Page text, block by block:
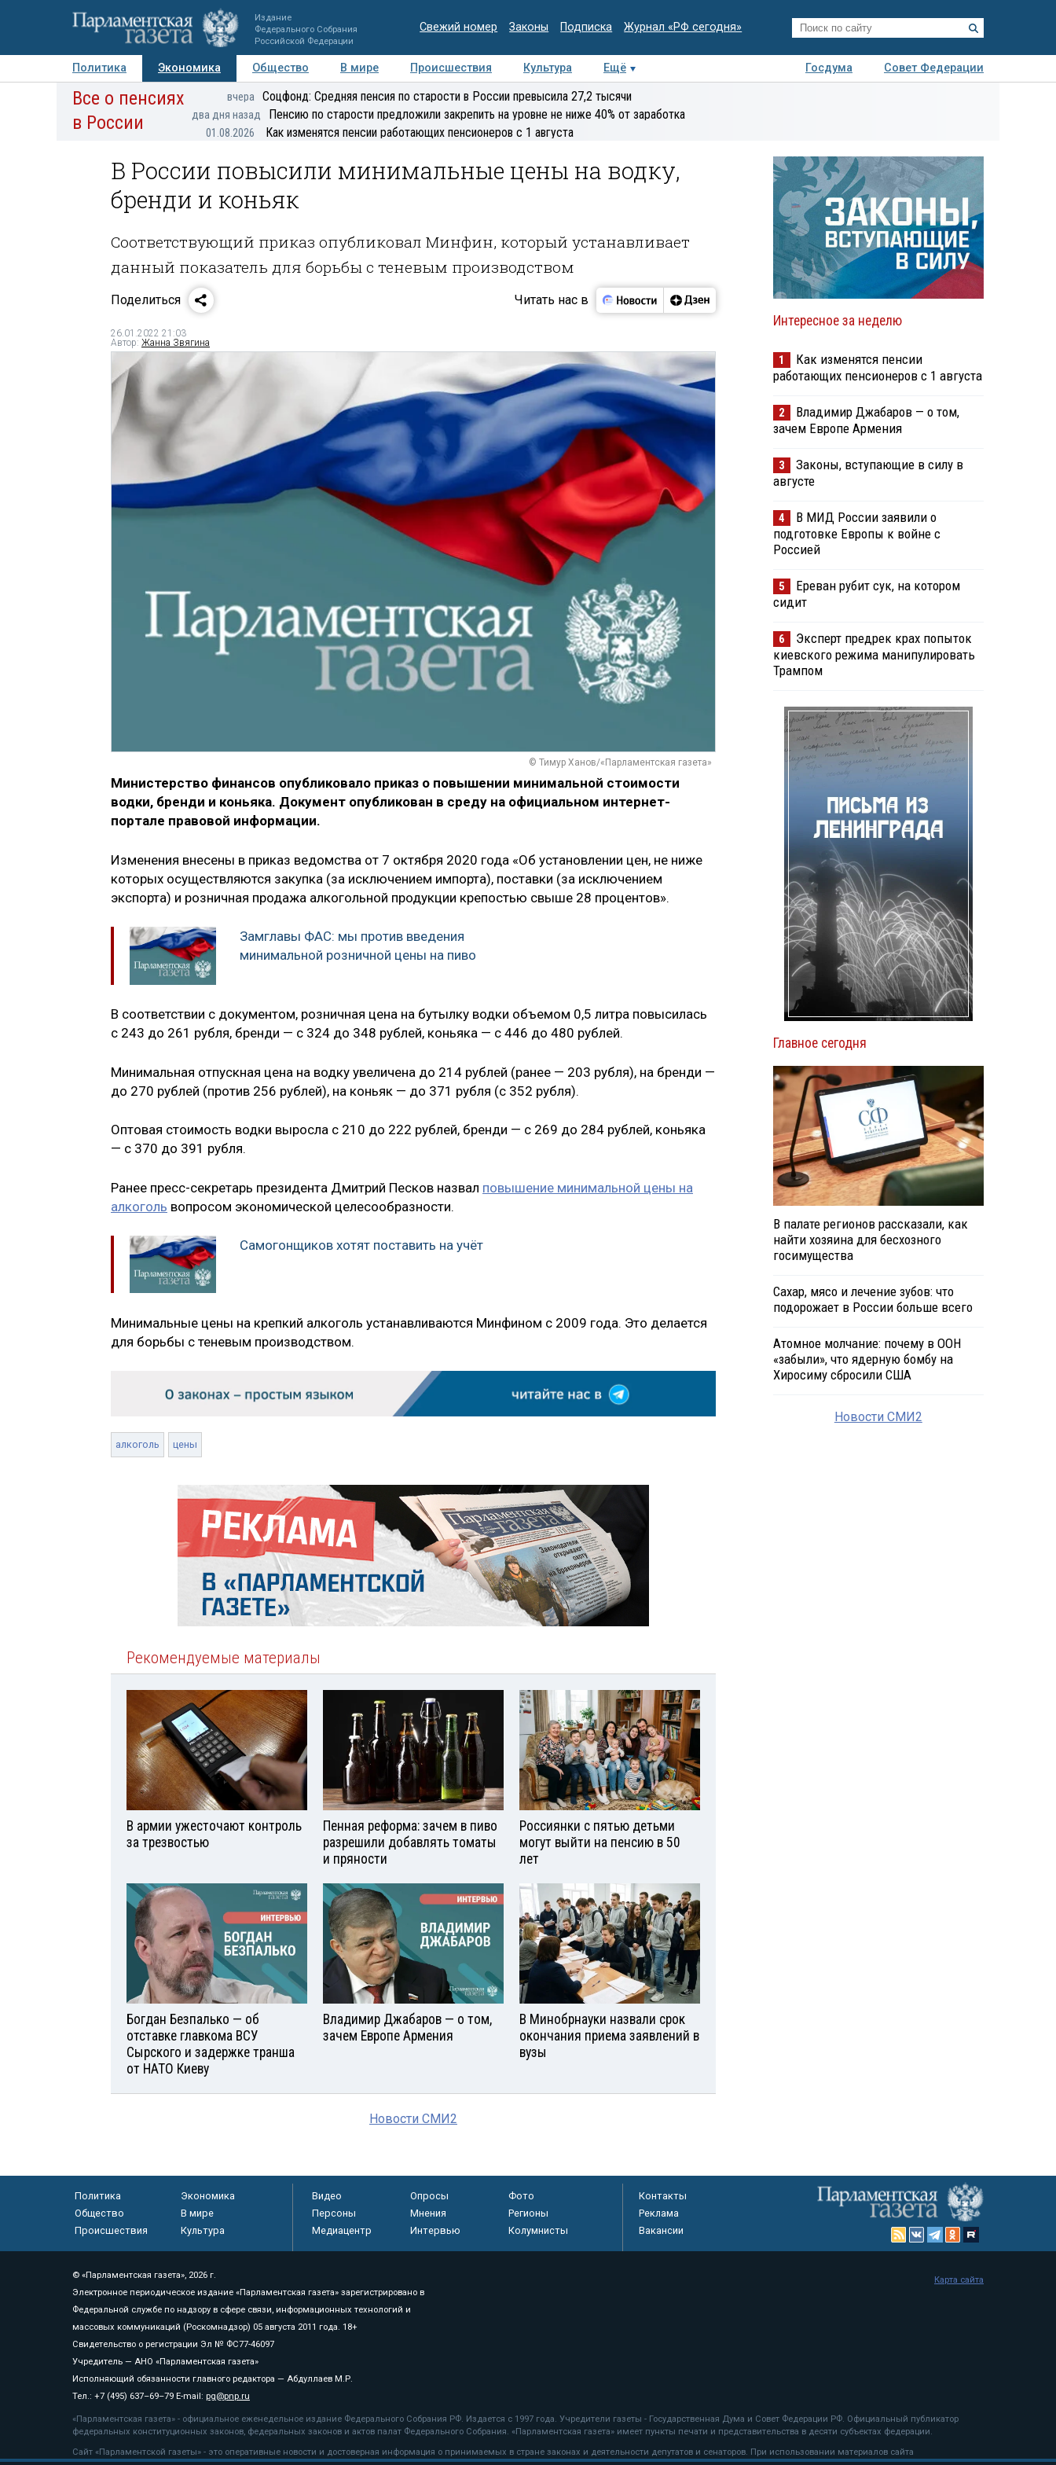
Издание
Федерального Собрания
Российской Федерации
Свежий номер Законы Подписка Журнал «РФ сегодня»
Политика Экономика Общество В мире Происшествия Культура Ещё Госдума
Совет Федерации
Авторы Персоны Мнения Регионы Медиацентр Интервью Колумнисты
экспертиза
Все о пенсиях
в России
вчера Соцфонд: Средняя пенсия по старости в России превысила 27,2 тысячи
два дня назад Пенсию по старости предложили закрепить на уровне не ниже 40% от заработка
01.08.2026 Как изменятся пенсии работающих пенсионеров с 1 августа
В России повысили минимальные цены на водку,
бренди и коньяк
Соответствующий приказ опубликовал Минфин, который устанавливает
данный показатель для борьбы с теневым производством
Поделиться Читать нас в
26.01.2022 21:03
Автор: Жанна Звягина
© Тимур Ханов/«Парламентская газета»
Министерство финансов опубликовало приказ о повышении минимальной стоимости
водки, бренди и коньяка. Документ опубликован в среду на официальном интернет-
портале правовой информации.
Изменения внесены в приказ ведомства от 7 октября 2020 года «Об установлении цен, не ниже
которых осуществляются закупка (за исключением импорта), поставки (за исключением
экспорта) и розничная продажа алкогольной продукции крепостью свыше 28 процентов».
Замглавы ФАС: мы против введения
минимальной розничной цены на пиво
В соответствии с документом, розничная цена на бутылку водки объемом 0,5 литра повысилась
с 243 до 261 рубля, бренди — с 324 до 348 рублей, коньяка — с 446 до 480 рублей.
Минимальная отпускная цена на водку увеличена до 214 рублей (ранее — 203 рубля), на бренди —
до 270 рублей (против 256 рублей), на коньяк — до 371 рубля (с 352 рубля).
Оптовая стоимость водки выросла с 210 до 222 рублей, бренди — с 269 до 284 рублей, коньяка
— с 370 до 391 рубля.
Ранее пресс-секретарь президента Дмитрий Песков назвал повышение минимальной цены на
алкоголь вопросом экономической целесообразности.
Самогонщиков хотят поставить на учёт
Минимальные цены на крепкий алкоголь устанавливаются Минфином с 2009 года. Это делается
для борьбы с теневым производством.
алкоголь цены
Рекомендуемые материалы
В армии ужесточают контроль
за трезвостью
Пенная реформа: зачем в пиво
разрешили добавлять томаты
и пряности
Россиянки с пятью детьми
могут выйти на пенсию в 50
лет
Богдан Безпалько — об
отставке главкома ВСУ
Сырского и задержке транша
от НАТО Киеву
Владимир Джабаров — о том,
зачем Европе Армения
В Минобрнауки назвали срок
окончания приема заявлений в
вузы
Новости СМИ2
Интересное за неделю
1
Как изменятся пенсии
работающих пенсионеров с 1 августа
2
Владимир Джабаров — о том,
зачем Европе Армения
3
Законы, вступающие в силу в
августе
4
В МИД России заявили о
подготовке Европы к войне с
Россией
5
Ереван рубит сук, на котором
сидит
6
Эксперт предрек крах попыток
киевского режима манипулировать
Трампом
Главное сегодня
В палате регионов рассказали, как
найти хозяина для бесхозного
госимущества
Сахар, мясо и лечение зубов: что
подорожает в России больше всего
Атомное молчание: почему в ООН
«забыли», что ядерную бомбу на
Хиросиму сбросили США
Новости СМИ2
Политика
Экономика
Общество
В мире
Происшествия
Культура
Видео Опросы
Фото
Персоны
Мнения
Регионы
Медиацентр
Интервью Колумнисты
Контакты
Реклама
Вакансии
© «Парламентская газета», 2026 г.
Электронное периодическое издание «Парламентская газета» зарегистрировано в
Федеральной службе по надзору в сфере связи, информационных технологий и
массовых коммуникаций (Роскомнадзор) 05 августа 2011 года. 18+
Свидетельство о регистрации Эл № ФС77-46097
Учредитель — АНО «Парламентская газета»
Исполняющий обязанности главного редактора — Абдуллаев М.Р.
Тел.: +7 (495) 637–69–79 E-mail: pg@pnp.ru
«Парламентская газета» - официальное еженедельное издание Федерального Собрания РФ. Издается с 1997 года. Учредители газеты - Государственная Дума и Совет Федерации РФ. Официальный публикатор
федеральных конституционных законов, федеральных законов и актов палат Федерального Собрания. «Парламентская газета» имеет пункты печати и представительства в десяти субъектах федерации.
Сайт «Парламентской газеты» - это оперативные новости и достоверная информация о принимаемых в стране законах и деятельности депутатов и сенаторов. При использовании материалов сайта
Карта сайта